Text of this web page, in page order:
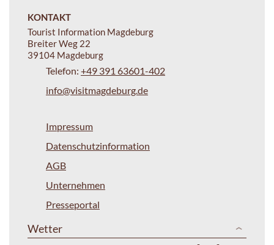
KONTAKT
Tourist Information Magdeburg
Breiter Weg 22
39104 Magdeburg
Telefon: +49 391 63601-402
info@visitmagdeburg.de
Impressum
Datenschutzinformation
AGB
Unternehmen
Presseportal
Wetter